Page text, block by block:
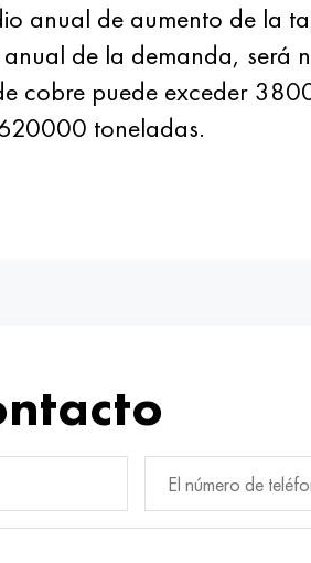
anual de aumento de la
de la demanda, será
cobre puede exceder
toneladas.